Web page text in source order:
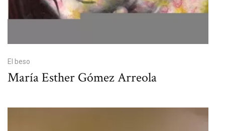
El beso
María Esther Gómez Arreola